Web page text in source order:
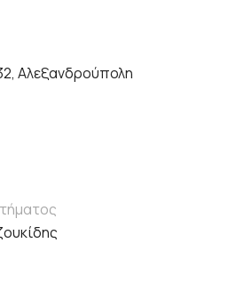
Αλεξανδρούπολη